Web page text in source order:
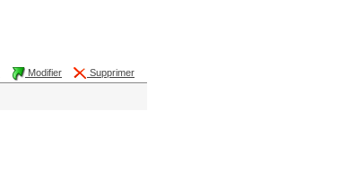
Modifier Supprimer